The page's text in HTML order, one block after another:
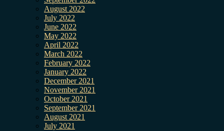
August 2022
July 2022
June 2022
May 2022
April 2022
March 2022
February 2022
January 2022
December 2021
November 2021
October 2021
September 2021
August 2021
July 2021